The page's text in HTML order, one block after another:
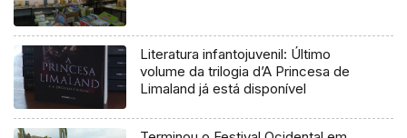
Literatura infantojuvenil: Último
volume da trilogia d’A Princesa de
Limaland já está disponível